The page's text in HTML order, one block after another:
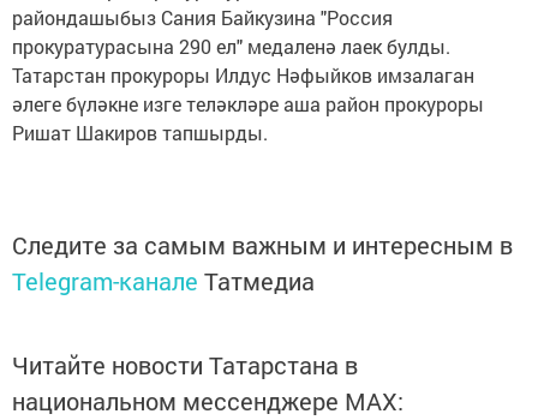
райондашыбыз Сания Байкузина "Россия
прокуратурасына 290 ел" медаленә лаек булды.
Татарстан прокуроры Илдус Нәфыйков имзалаган
әлеге бүләкне изге теләкләре аша район прокуроры
Ришат Шакиров тапшырды.
Следите за самым важным и интересным в
Telegram-канале Татмедиа
Читайте новости Татарстана в
национальном мессенджере MАХ: